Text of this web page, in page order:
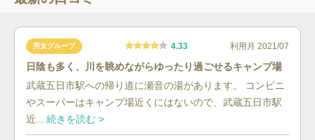
男女グループ 4.33 利用月 2021/07
日陰も多く、川を眺めながらゆったり過ごせるキャンプ場
武蔵五日市駅への帰り道に瀬音の湯があります。 コンビニ
やスーパーはキャンプ場近くにはないので、武蔵五日市駅
近...
続きを読む >